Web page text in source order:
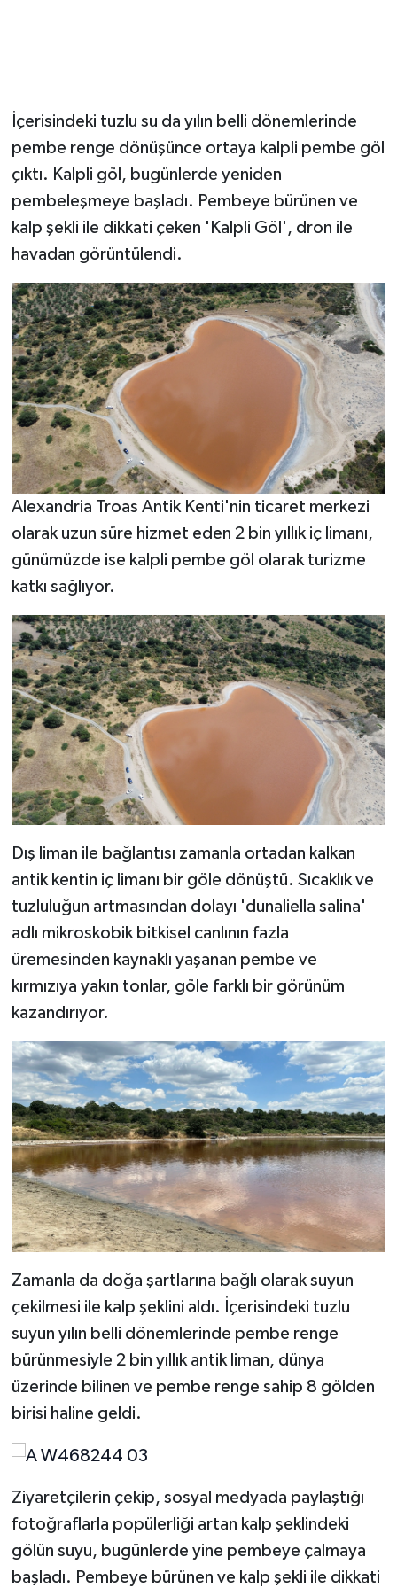
İçerisindeki tuzlu su da yılın belli dönemlerinde
pembe renge dönüşünce ortaya kalpli pembe göl
çıktı. Kalpli göl, bugünlerde yeniden
pembeleşmeye başladı. Pembeye bürünen ve
kalp şekli ile dikkati çeken 'Kalpli Göl', dron ile
havadan görüntülendi.
Alexandria Troas Antik Kenti'nin ticaret merkezi
olarak uzun süre hizmet eden 2 bin yıllık iç limanı,
günümüzde ise kalpli pembe göl olarak turizme
katkı sağlıyor.
Dış liman ile bağlantısı zamanla ortadan kalkan
antik kentin iç limanı bir göle dönüştü. Sıcaklık ve
tuzluluğun artmasından dolayı 'dunaliella salina'
adlı mikroskobik bitkisel canlının fazla
üremesinden kaynaklı yaşanan pembe ve
kırmızıya yakın tonlar, göle farklı bir görünüm
kazandırıyor.
Zamanla da doğa şartlarına bağlı olarak suyun
çekilmesi ile kalp şeklini aldı. İçerisindeki tuzlu
suyun yılın belli dönemlerinde pembe renge
bürünmesiyle 2 bin yıllık antik liman, dünya
üzerinde bilinen ve pembe renge sahip 8 gölden
birisi haline geldi.
Ziyaretçilerin çekip, sosyal medyada paylaştığı
fotoğraflarla popülerliği artan kalp şeklindeki
gölün suyu, bugünlerde yine pembeye çalmaya
başladı. Pembeye bürünen ve kalp şekli ile dikkati